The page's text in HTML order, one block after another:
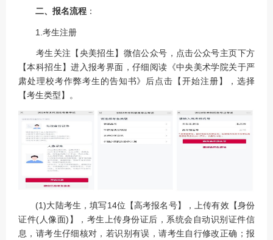
二、报名流程 ：
1.考生注册
考生关注【央美招生】微信公众号，点击公众号主页下方
【本科招生】进入报考界面，仔细阅读《中央美术学院关于严
肃处理校考作弊考生的告知书》后点击【开始注册】，选择
【考生类型】。
(1)大陆考生，填写14位【高考报名号】，上传有效【身份
证件(人像面)】，考生上传身份证后，系统会自动识别证件信
息，请考生仔细核对，若识别有误，请考生自行修改正确；报